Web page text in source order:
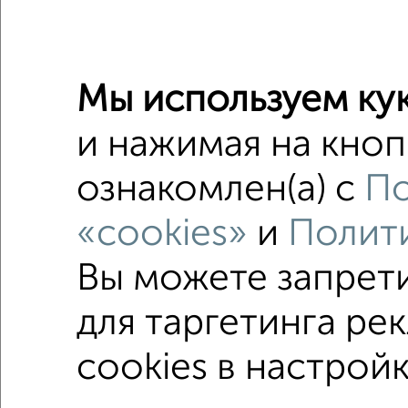
3-к
Поиск по
не
в
Однокомнатные Двухкомнатные
Мы используем
и нажимая на
ознакомлен(а) с
«cookies» и
Вы можете
для таргетинга
cookies в